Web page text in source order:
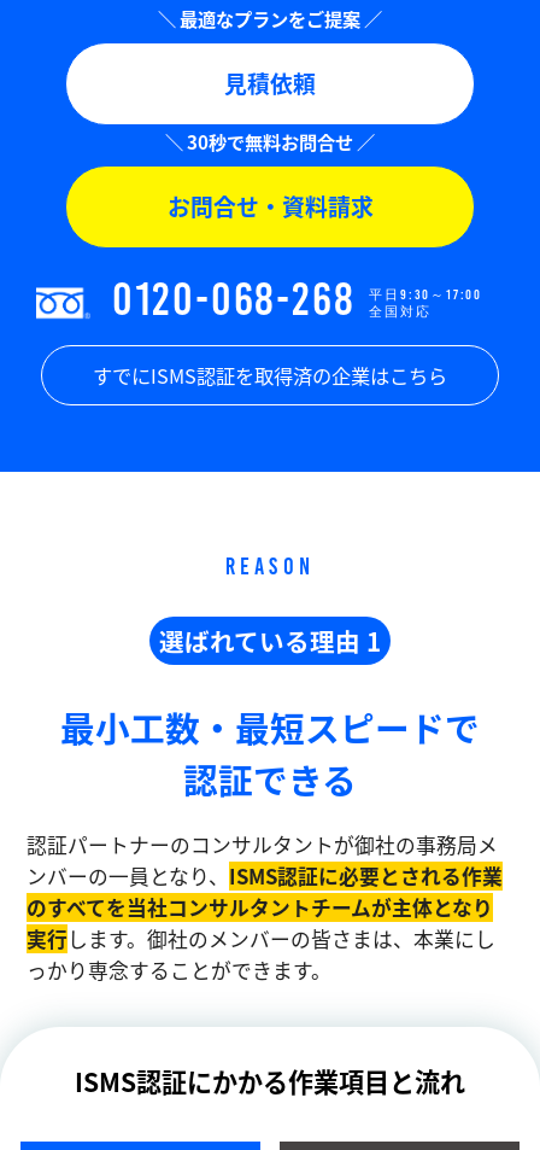
見積依頼
お問合せ・資料請求
0120-068-268
平日9:30～17:00
全国対応
すでにISMS認証を取得済の企業はこちら
REASON
選ばれている理由 1
最小工数・最短スピードで
認証できる
認証パートナーのコンサルタントが御社の事務局メ
ンバーの一員となり、 ISMS認証に必要とされる作業
のすべてを当社コンサルタントチームが主体となり
実⾏ します。御社のメンバーの皆さまは、本業にし
っかり専念することができます。
ISMS認証にかかる作業項目と流れ